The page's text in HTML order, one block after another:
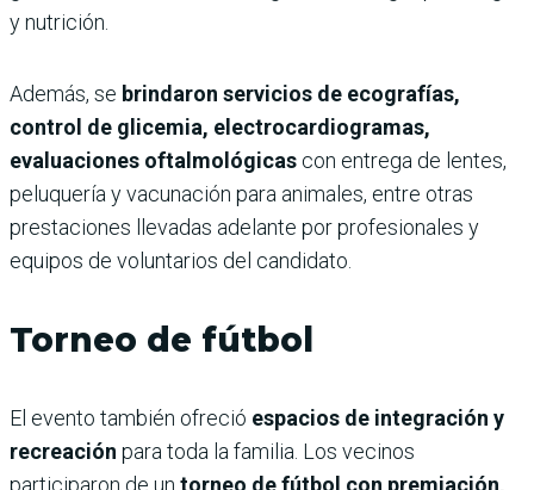
y nutrición.
Además, se brindaron servicios de ecografías,
control de glicemia, electrocardiogramas,
evaluaciones oftalmológicas con entrega de lentes,
peluquería y vacunación para animales, entre otras
prestaciones llevadas adelante por profesionales y
equipos de voluntarios del candidato.
Torneo de fútbol
El evento también ofreció espacios de integración y
recreación para toda la familia. Los vecinos
participaron de un torneo de fútbol con premiación,